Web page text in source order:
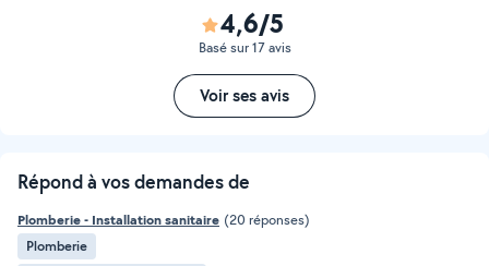
4,6/5
Basé sur 17 avis
Voir ses avis
Répond à vos demandes de
Plomberie - Installation sanitaire (20 réponses)
Plomberie